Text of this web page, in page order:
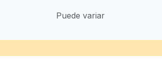
Puede variar